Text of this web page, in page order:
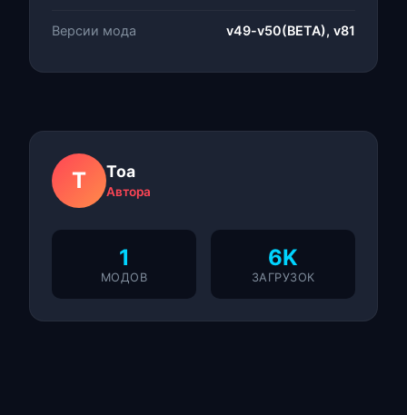
Версии мода v49-v50(BETA), v81
T Toa
Автора
1
МОДОВ
6K
ЗАГРУЗОК